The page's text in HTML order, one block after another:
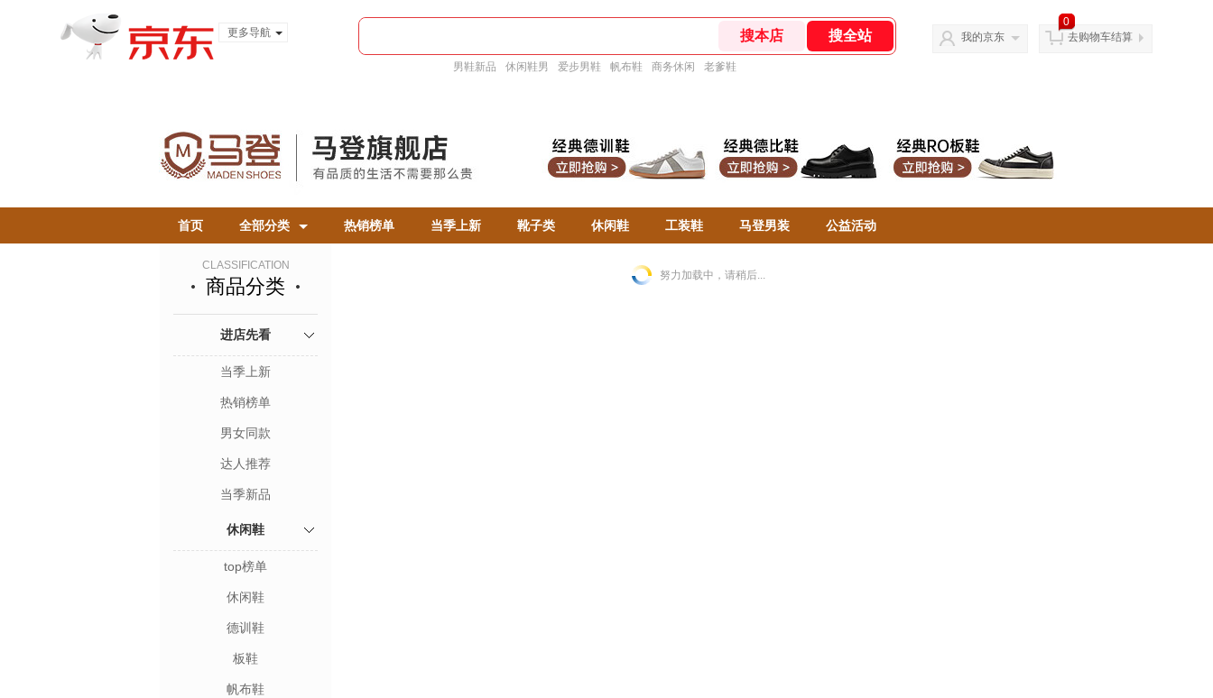
更多导航
男鞋新品 休闲鞋男 爱步男鞋 帆布鞋 商务休闲 老爹鞋
我的京东
0
去购物车结算
首页 全部分类 热销榜单 当季上新 靴子类 休闲鞋 工装鞋 马登男装 公益活动
CLASSIFICATION
商品分类
进店先看
当季上新
热销榜单
男女同款
达人推荐
当季新品
休闲鞋
top榜单
休闲鞋
德训鞋
板鞋
帆布鞋
努力加载中，请稍后...